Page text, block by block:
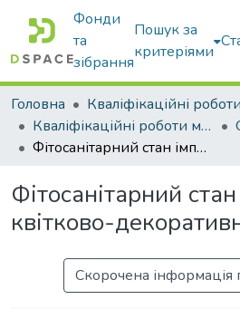
Фонди
та
зібрання
Пошук за
критеріями
Головна
Кваліфікаційні роботи
Кваліфікаційні роботи магістрів
Фітосанітарний стан імпортної квітково-декоративної продукції
Фітосанітарний
квітково-
Скорочена інформація